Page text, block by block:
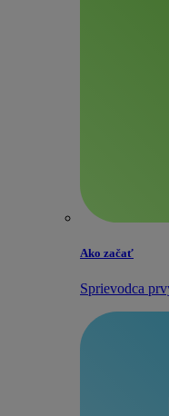
Ako začať
Sprievodca